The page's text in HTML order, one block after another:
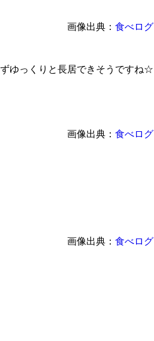
画像出典： 食べログ
ゆっくりと長居できそうですね☆
画像出典： 食べログ
画像出典： 食べログ